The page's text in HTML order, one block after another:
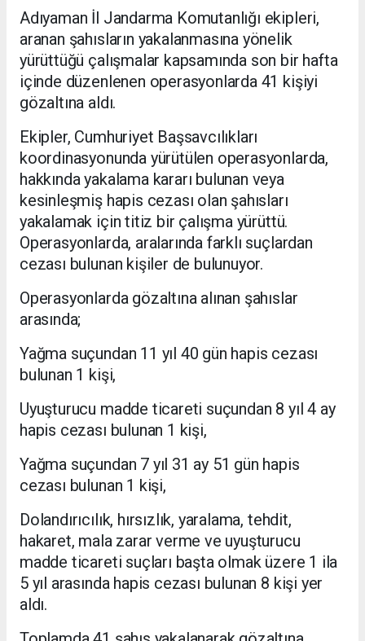
Adıyaman İl Jandarma Komutanlığı ekipleri,
aranan şahısların yakalanmasına yönelik
yürüttüğü çalışmalar kapsamında son bir hafta
içinde düzenlenen operasyonlarda 41 kişiyi
gözaltına aldı.
Ekipler, Cumhuriyet Başsavcılıkları
koordinasyonunda yürütülen operasyonlarda,
hakkında yakalama kararı bulunan veya
kesinleşmiş hapis cezası olan şahısları
yakalamak için titiz bir çalışma yürüttü.
Operasyonlarda, aralarında farklı suçlardan
cezası bulunan kişiler de bulunuyor.
Operasyonlarda gözaltına alınan şahıslar
arasında;
Yağma suçundan 11 yıl 40 gün hapis cezası
bulunan 1 kişi,
Uyuşturucu madde ticareti suçundan 8 yıl 4 ay
hapis cezası bulunan 1 kişi,
Yağma suçundan 7 yıl 31 ay 51 gün hapis
cezası bulunan 1 kişi,
Dolandırıcılık, hırsızlık, yaralama, tehdit,
hakaret, mala zarar verme ve uyuşturucu
madde ticareti suçları başta olmak üzere 1 ila
5 yıl arasında hapis cezası bulunan 8 kişi yer
aldı.